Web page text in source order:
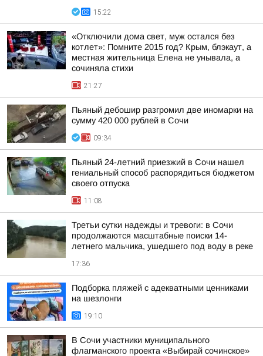
15:22
«Отключили дома свет, муж остался без
котлет»: Помните 2015 год? Крым, блэкаут, а
местная жительница Елена не унывала, а
сочиняла стихи
21:27
Пьяный дебошир разгромил две иномарки на
сумму 420 000 рублей в Сочи
09:34
Пьяный 24-летний приезжий в Сочи нашел
гениальный способ распорядиться бюджетом
своего отпуска
11:08
Третьи сутки надежды и тревоги: в Сочи
продолжаются масштабные поиски 14-
летнего мальчика, ушедшего под воду в реке
17:36
Подборка пляжей с адекватными ценниками
на шезлонги
19:10
В Сочи участники муниципального
флагманского проекта «Выбирай сочинское»